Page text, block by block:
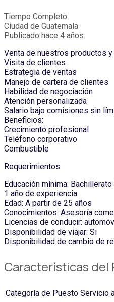
Tiempo Completo
Ciudad de Guatemala
Publicado hace 4 años
Venta de nuestros productos
Visita de clientes
Estrategia de ventas
Manejo de cartera de clientes
Habilidad de negociación
Atención personalizada
Salario bajo comisiones sin
Beneficios:
Crecimiento profesional
Teléfono corporativo
Combustible
Requerimientos
Educación mínima:
1 año de experiencia
Edad: A partir de 25 años
Conocimientos: Asesoría
Licencias de conducir:
Disponibilidad de viajar: Si
Disponibilidad de cambio de
Características del
Categoría de Puesto Servicio